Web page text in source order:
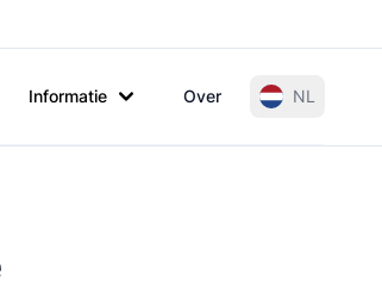
Informatie Over NL